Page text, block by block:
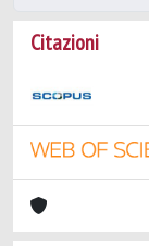
Citazioni